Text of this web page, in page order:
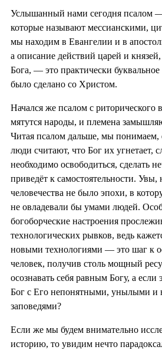
Услышанный нами сегодня псалом —
которые называют мессианскими,
мы находим в Евангелии и в
а описание действий царей и
Бога, — это практически
было сделано со Христом.
Начался же псалом с риторического
мятутся народы, и племена
Читая псалом дальше, мы понимаем,
люди считают, что Бог их угнетает,
необходимо освободиться, сделать
приведёт к самостоятельности. Увы,
человечества не было эпохи, в
не овладевали бы умами людей.
богоборческие настроения
технологических рывков, ведь
новыми технологиями — это шаг к
человек, получив столь мощный
осознавать себя равным Богу, а если
Бог с Его непонятными, унылыми и
заповедями?
Если же мы будем внимательно
историю, то увидим нечто